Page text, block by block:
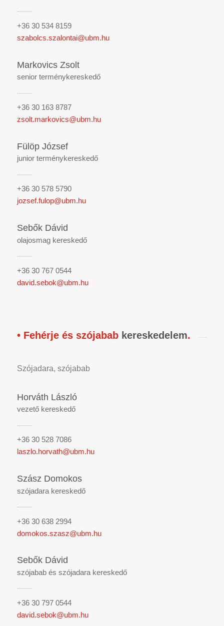
+36 30 534 8159
szabolcs.szalontai@ubm.hu
Markovics Zsolt
senior terménykereskedő
+36 30 163 8787
zsolt.markovics@ubm.hu
Fülöp József
junior terménykereskedő
+36 30 578 5790
jozsef.fulop@ubm.hu
Sebők Dávid
olajosmag kereskedő
+36 30 767 0544
david.sebok@ubm.hu
• Fehérje és szójababkereskedelem.
Szójadara, szójabab
Horváth László
vezető kereskedő
+36 30 528 7086
laszlo.horvath@ubm.hu
Szász Domokos
szójadara kereskedő
+36 30 638 2994
domokos.szasz@ubm.hu
Sebők Dávid
szójabab és szójadara kereskedő
+36 30 797 0544
david.sebok@ubm.hu